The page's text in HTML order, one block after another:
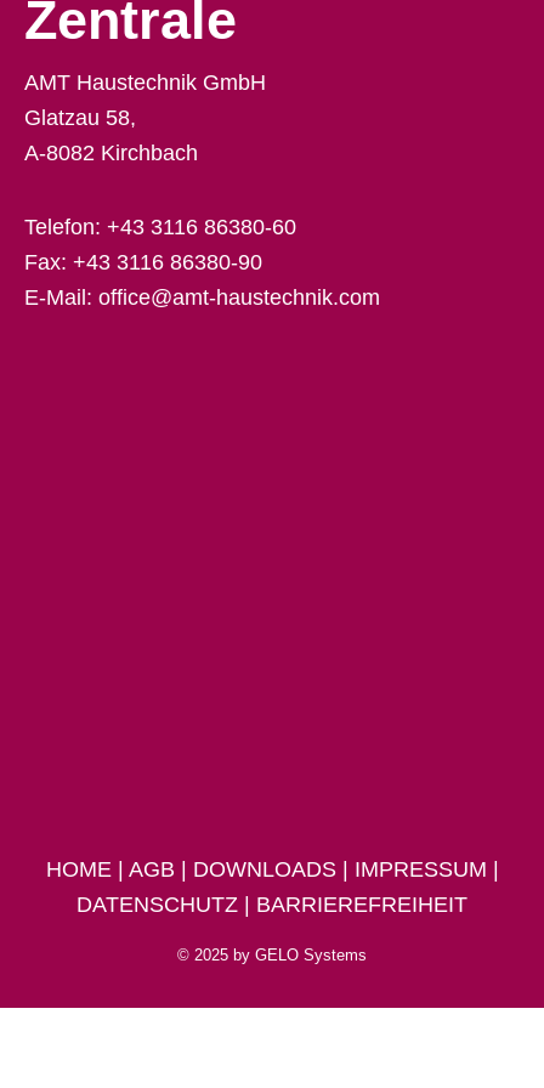
Zentrale
AMT Haustechnik GmbH
Glatzau 58,
A-8082 Kirchbach
Telefon: +43 3116 86380-60
Fax: +43 3116 86380-90
E-Mail: office@amt-haustechnik.com
HOME | AGB | DOWNLOADS| IMPRESSUM |
DATENSCHUTZ | BARRIEREFREIHEIT
© 2025 by GELO Systems